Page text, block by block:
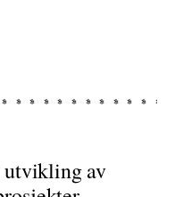
utvikling av